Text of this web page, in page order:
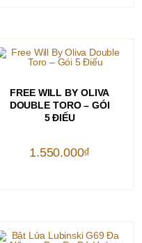
FREE WILL BY OLIVA
DOUBLE TORO – GÓI
5 ĐIẾU
1.550.000₫